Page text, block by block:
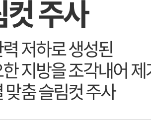
주사
저하로 생성된
지방을 조각내어
맞춤 슬림컷 주사